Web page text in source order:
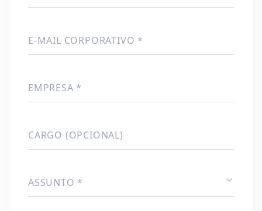
E-MAIL CORPORATIVO *
EMPRESA *
CARGO (OPCIONAL)
ASSUNTO *